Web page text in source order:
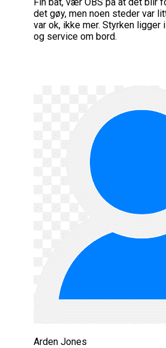
det gøy, men noen steder var
var ok, ikke mer. Styrken ligger
og service om bord.
Arden Jones